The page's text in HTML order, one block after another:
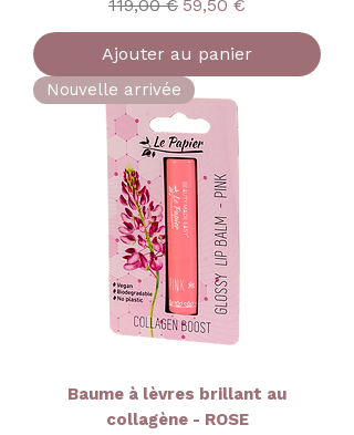
119,00 € 59,50 €
Ajouter au panier
Nouvelle arrivée
Baume à lèvres brillant au
collagène - ROSE